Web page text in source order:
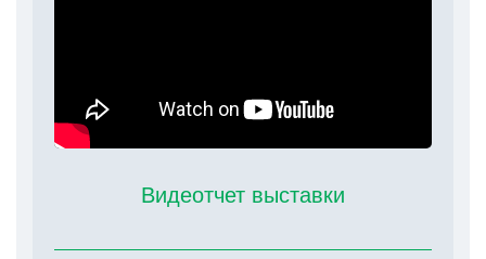
Видеотчет выставки